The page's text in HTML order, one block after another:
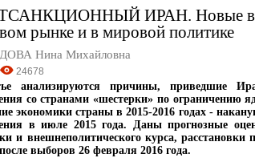
ИРАН. Новые
рынке и в мировой политике
Нина Михайловна
24678
анализируются причины, приведшие
со странами «шестерки» по ограничению
экономики страны в 2015-2016 годах -
в июле 2015 года. Даны прогнозные
и внешнеполитического курса, расстановки
выборов 26 февраля 2016 года.